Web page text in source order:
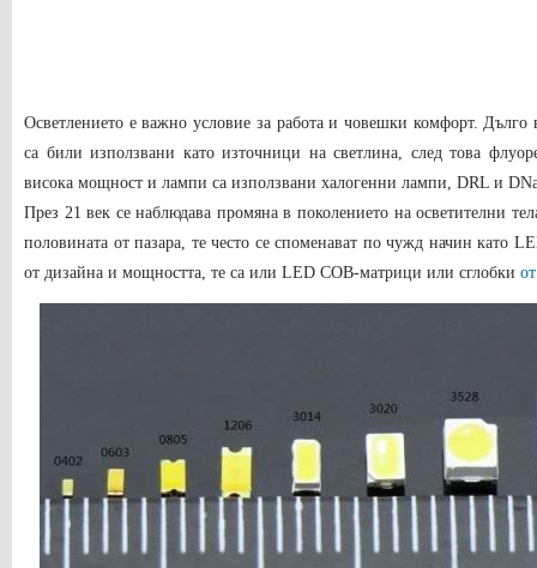
Осветлението е важно условие за работа и човешки комфорт.
са били използвани като източници на светлина, след това
висока мощност и лампи са използвани халогенни лампи, DRL и
През 21 век се наблюдава промяна в поколението на осветителни
половината от пазара, те често се споменават по чужд начин като
от дизайна и мощността, те са или LED COB-матрици или сглобки